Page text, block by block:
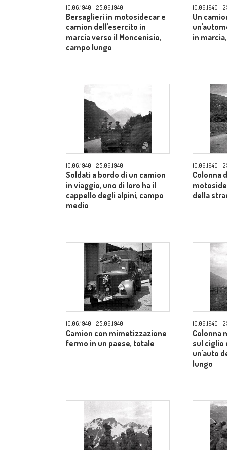
10.06.1940 - 25.06.1940
Bersaglieri in motosidecar e
camion dell'esercito in
marcia verso il Moncenisio,
campo lungo
10.06.1940 -
Un
in
10.06.1940 - 25.06.1940
Soldati a bordo di un camion
in viaggio, uno di loro ha il
cappello degli alpini, campo
medio
10.06.1940 -
Colonna
della
10.06.1940 - 25.06.1940
Camion con mimetizzazione
fermo in un paese, totale
10.06.1940 -
Colonna
sul ciglio
un'auto
lungo